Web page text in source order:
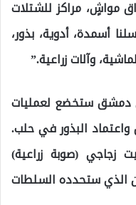
مواشٍ، مراكز للشتلات
أسمدة، أدوية، بذور،
وآلات زراعية.”
دمشق ستخضع لعمليات
البذور في حلب.
زجاجي (صوبة زراعية)
الذي ستحدده السلطات